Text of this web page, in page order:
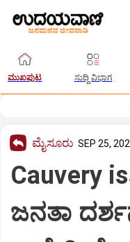
ಮುಖಪುಟ ಸುದ್ದಿ ವಿಭಾಗ
ಮೈಸೂರು SEP 25,
Cauvery
ಜನತಾ